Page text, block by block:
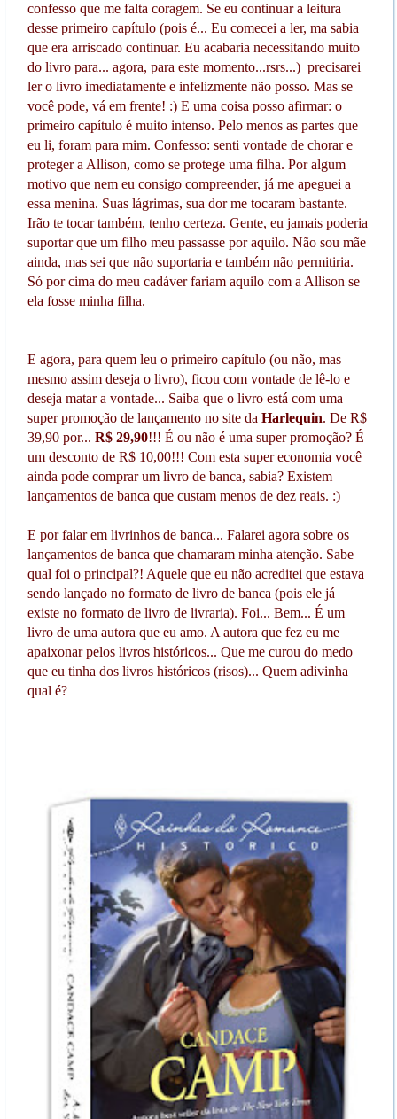
confesso que me falta coragem. Se eu continuar a leitura
desse primeiro capítulo (pois é... Eu comecei a ler, ma sabia
que era arriscado continuar. Eu acabaria necessitando muito
do livro para... agora, para este momento...rsrs...) precisarei
ler o livro imediatamente e infelizmente não posso. Mas se
você pode, vá em frente! :) E uma coisa posso afirmar: o
primeiro capítulo é muito intenso. Pelo menos as partes que
eu li, foram para mim. Confesso: senti vontade de chorar e
proteger a Allison, como se protege uma filha. Por algum
motivo que nem eu consigo compreender, já me apeguei a
essa menina. Suas lágrimas, sua dor me tocaram bastante.
Irão te tocar também, tenho certeza. Gente, eu jamais poderia
suportar que um filho meu passasse por aquilo. Não sou mãe
ainda, mas sei que não suportaria e também não permitiria.
Só por cima do meu cadáver fariam aquilo com a Allison se
ela fosse minha filha.
E agora, para quem leu o primeiro capítulo (ou não, mas
mesmo assim deseja o livro), ficou com vontade de lê-lo e
deseja matar a vontade... Saiba que o livro está com uma
super promoção de lançamento no site da Harlequin. De R$
39,90 por... R$ 29,90!!! É ou não é uma super promoção? É
um desconto de R$ 10,00!!! Com esta super economia você
ainda pode comprar um livro de banca, sabia? Existem
lançamentos de banca que custam menos de dez reais. :)
E por falar em livrinhos de banca... Falarei agora sobre os
lançamentos de banca que chamaram minha atenção. Sabe
qual foi o principal?! Aquele que eu não acreditei que estava
sendo lançado no formato de livro de banca (pois ele já
existe no formato de livro de livraria). Foi... Bem... É um
livro de uma autora que eu amo. A autora que fez eu me
apaixonar pelos livros históricos... Que me curou do medo
que eu tinha dos livros históricos (risos)... Quem adivinha
qual é?